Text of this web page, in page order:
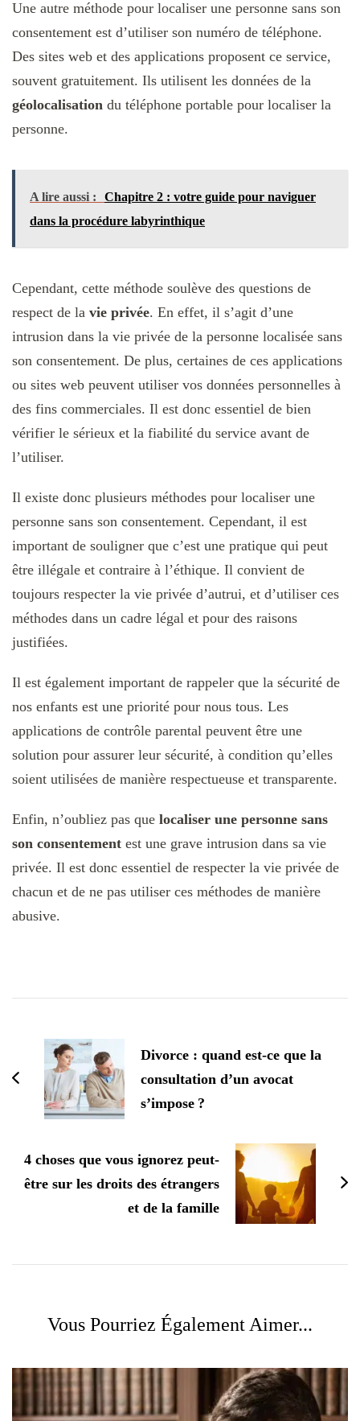
Une autre méthode pour localiser une personne sans son
consentement est d’utiliser son numéro de téléphone.
Des sites web et des applications proposent ce service,
souvent gratuitement. Ils utilisent les données de la
géolocalisation du téléphone portable pour localiser la
personne.
A lire aussi :
Chapitre 2 : votre guide pour naviguer
dans la procédure labyrinthique
Cependant, cette méthode soulève des questions de
respect de la vie privée. En effet, il s’agit d’une
intrusion dans la vie privée de la personne localisée sans
son consentement. De plus, certaines de ces applications
ou sites web peuvent utiliser vos données personnelles à
des fins commerciales. Il est donc essentiel de bien
vérifier le sérieux et la fiabilité du service avant de
l’utiliser.
Il existe donc plusieurs méthodes pour localiser une
personne sans son consentement. Cependant, il est
important de souligner que c’est une pratique qui peut
être illégale et contraire à l’éthique. Il convient de
toujours respecter la vie privée d’autrui, et d’utiliser ces
méthodes dans un cadre légal et pour des raisons
justifiées.
Il est également important de rappeler que la sécurité de
nos enfants est une priorité pour nous tous. Les
applications de contrôle parental peuvent être une
solution pour assurer leur sécurité, à condition qu’elles
soient utilisées de manière respectueuse et transparente.
Enfin, n’oubliez pas que localiser une personne sans
son consentement est une grave intrusion dans sa vie
privée. Il est donc essentiel de respecter la vie privée de
chacun et de ne pas utiliser ces méthodes de manière
abusive.
d'article
Divorce : quand est-ce que la
consultation d’un avocat
s’impose ?
4 choses que vous ignorez peut-
être sur les droits des étrangers
et de la famille
Vous Pourriez Également Aimer...